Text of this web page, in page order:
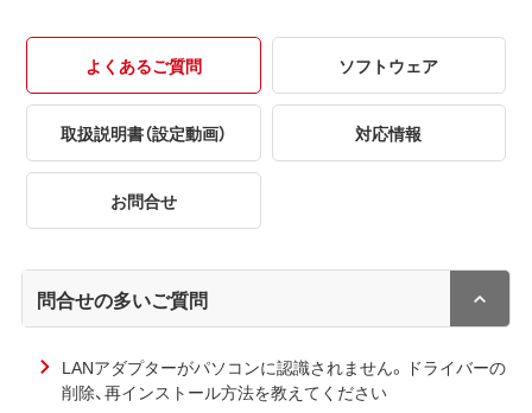
よくあるご質問 ソフトウェア
取扱説明書（設定動画） 対応情報
お問合せ
問合せの多いご質問
LANアダプターがパソコンに認識されません。ドライバーの
削除、再インストール方法を教えてください